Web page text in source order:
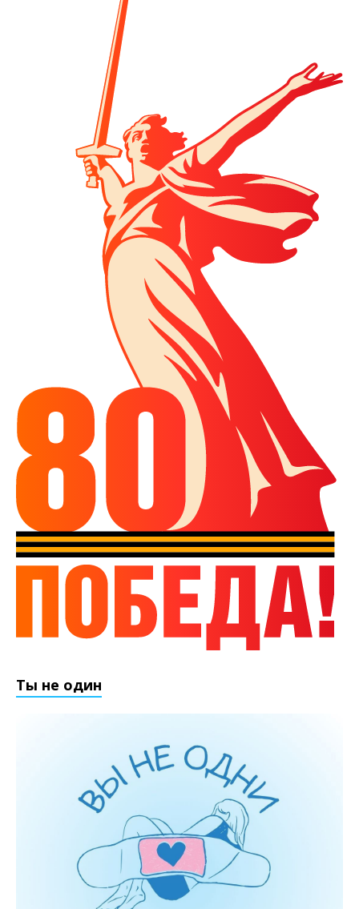
Ты не один